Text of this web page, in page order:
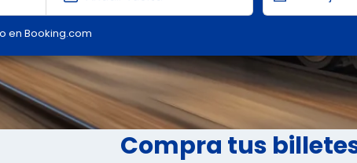
en Booking.com
Compra tus